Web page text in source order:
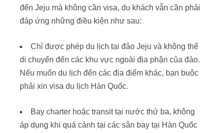
đến Jeju mà không cần visa, du khách vẫn cần phải
đáp ứng những điều kiện như sau:
Chỉ được phép du lịch tại đảo Jeju và không thể
di chuyển đến các khu vực ngoài địa phận của đảo.
Nếu muốn du lịch đến các địa điểm khác, bạn buộc
phải xin visa du lịch Hàn Quốc.
Bay charter hoặc transit tại nước thứ ba, không
áp dụng khi quá cảnh tại các sân bay tại Hàn Quốc